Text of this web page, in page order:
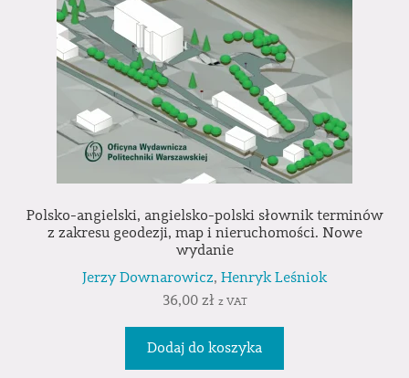
Polsko-angielski, angielsko-polski słownik terminów
z zakresu geodezji, map i nieruchomości. Nowe
wydanie
Jerzy Downarowicz, Henryk Leśniok
36,00 zł z VAT
Dodaj do koszyka